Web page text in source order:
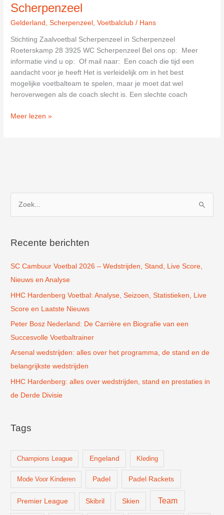
Scherpenzeel
Gelderland ,Scherpenzeel ,Voetbalclub / Hans
Stichting Zaalvoetbal Scherpenzeel in Scherpenzeel
Roeterskamp 28 3925 WC Scherpenzeel Bel ons op: Meer
informatie vind u op: Of mail naar: Een coach die tijd een
aandacht voor je heeft Het is verleidelijk om in het best
mogelijke voetbalteam te spelen, maar je moet dat wel
heroverwegen als de coach slecht is. Een slechte coach
Stichting
Meer lezen »
k
a
a
r
:
Recente berichten
SC Cambuur Voetbal 2026 – Wedstrijden, Stand, Live Score,
Nieuws en Analyse
HHC Hardenberg Voetbal: Analyse, Seizoen, Statistieken, Live
Score en Laatste Nieuws
Peter Bosz Nederland: De Carrière en Biografie van een
Succesvolle Voetbaltrainer
Arsenal wedstrijden: alles over het programma, de stand en de
belangrijkste wedstrijden
HHC Hardenberg: alles over wedstrijden, stand en prestaties in
de Derde Divisie
Tags
Champions League Engeland Kleding
Mode Voor Kinderen Padel Padel Rackets
Premier League Skibril Skien Team